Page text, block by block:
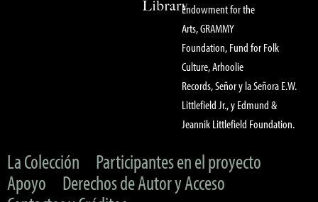
Endowment for the
Arts, GRAMMY
Foundation, Fund for Folk
Culture, Arhoolie
Records, Señor y la Señora E.W.
Littlefield Jr., y Edmund &
Jeannik Littlefield Foundation.
La Colección
Participantes en el proyecto
Apoyo
Derechos de Autor y Acceso